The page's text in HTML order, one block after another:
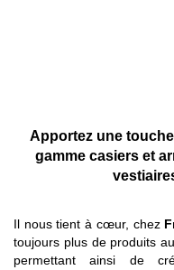
Apportez une
gamme casiers et
Il nous tient à cœur, chez
toujours plus de produits
permettant ainsi de